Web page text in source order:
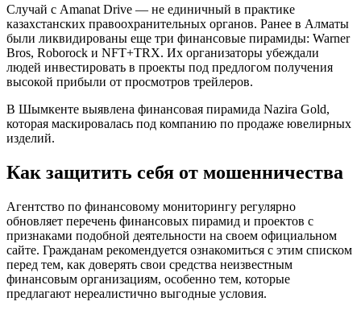
Случай с Amanat Drive — не единичный в практике
казахстанских правоохранительных органов. Ранее в Алматы
были ликвидированы еще три финансовые пирамиды: Warner
Bros, Roborock и NFT+TRX. Их организаторы убеждали
людей инвестировать в проекты под предлогом получения
высокой прибыли от просмотров трейлеров.
В Шымкенте выявлена финансовая пирамида Nazira Gold,
которая маскировалась под компанию по продаже ювелирных
изделий.
Как защитить себя от мошенничества
Агентство по финансовому мониторингу регулярно
обновляет перечень финансовых пирамид и проектов с
признаками подобной деятельности на своем официальном
сайте. Гражданам рекомендуется ознакомиться с этим списком
перед тем, как доверять свои средства неизвестным
финансовым организациям, особенно тем, которые
предлагают нереалистично выгодные условия.